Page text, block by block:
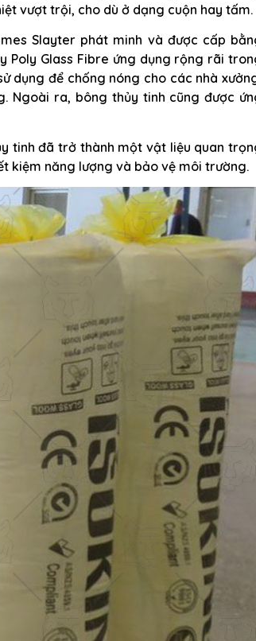
vượt trội, cho dù ở dạng cuộn hay tấm.
Slayter phát minh và được cấp
Poly Glass Fibre ứng dụng rộng rãi
dụng để chống nóng cho các nhà
Ngoài ra, bông thủy tinh cũng được
tinh đã trở thành một vật liệu quan
kiệm năng lượng và bảo vệ môi trường.